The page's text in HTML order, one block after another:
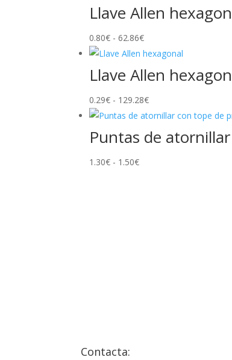
Llave Allen
0.80€ - 62.86€Rango
de
precios:
desde
0.80€
hasta
62.86€
Llave Allen
0.29€ - 129.28€Rango
de
precios:
desde
Puntas de
1.30€ - 1.50€Rango
Contacta: